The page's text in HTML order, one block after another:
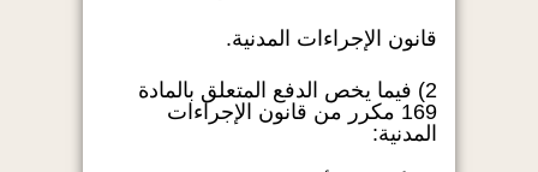
قانون الإجراءات المدنية.
2) فيما يخص الدفع المتعلق بالمادة
169 مكرر من قانون الإجراءات
المدنية: